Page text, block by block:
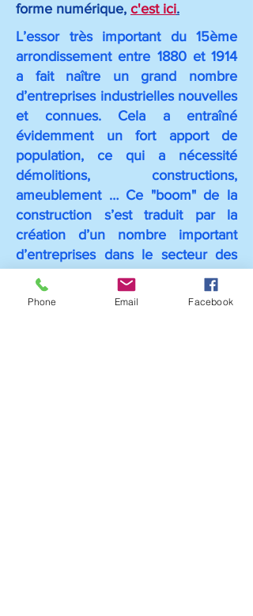
forme numérique, c'est ici.
L’essor très important du 15ème
arrondissement entre 1880 et 1914
a fait naître un grand nombre
d’entreprises industrielles nouvelles
et connues. Cela a entraîné
évidemment un fort apport de
population, ce qui a nécessité
démolitions, constructions,
ameublement … Ce "boom" de la
construction s’est traduit par la
création d’un nombre important
d’entreprises dans le secteur des
travaux publics.
Voici, à partir d’archives familiales,
Phone Email Facebook